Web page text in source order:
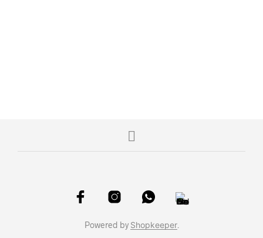
Powered by Shopkeeper.